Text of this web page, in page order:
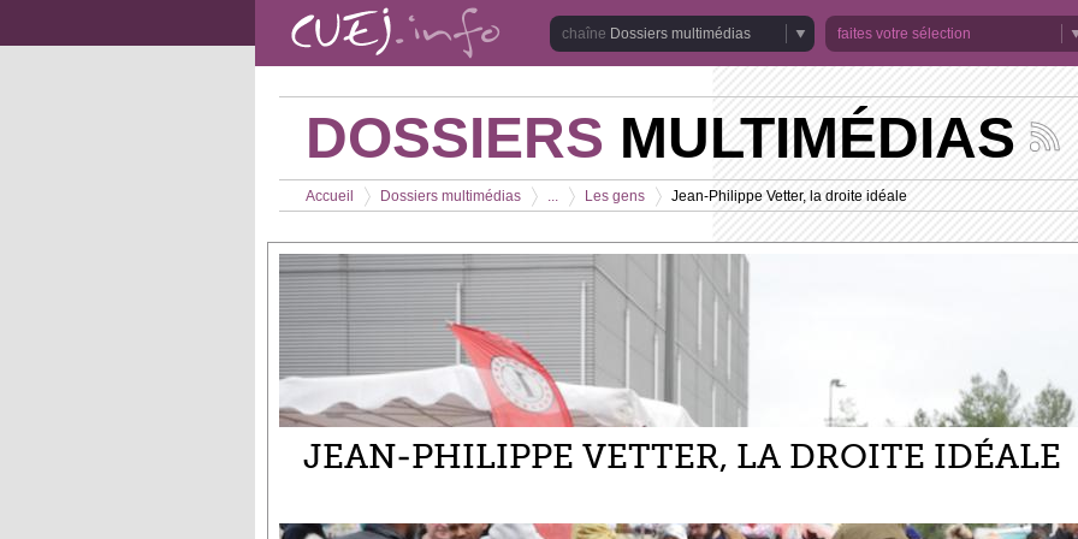
Dossiers multimédias
faites votre sélection
DOSSIERS MULTIMÉDIAS
les
de
chaîne
Vous êtes ici
Accueil
>
Dossiers multimédias
>
...
>
Les gens
>
Jean-Philippe Vetter, la droite idéale
JEAN-PHILIPPE VETTER, LA DROITE IDÉALE